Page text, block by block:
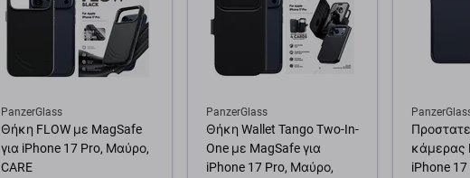
PanzerGlass
Θήκη FLOW με MagSafe
για iPhone 17 Pro, Μαύρο,
CARE
PanzerGlass
Θήκη Wallet Tango Two-In-
One με MagSafe για
iPhone 17 Pro, Μαύρο,
κάμερας
iPhone